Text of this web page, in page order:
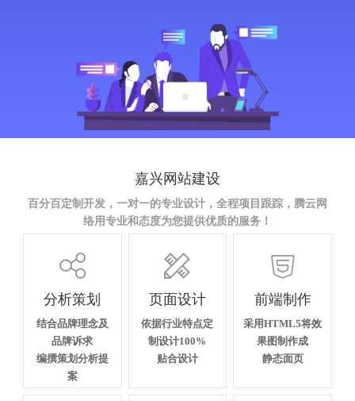
嘉兴网站建设
百分百定制开发，一对一的专业设计，全程项目跟踪，腾云网
络用专业和态度为您提供优质的服务！

分析策划
结合品牌理念及
品牌诉求
编撰策划分析提
案

页面设计
依据行业特点定
制设计100%
贴合设计

前端制作
采用HTML5将效
果图制作成
静态面页